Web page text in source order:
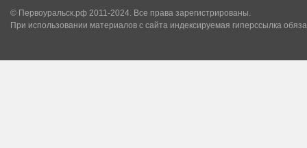
© Первоуральск.рф 2011-2024. Все права зарегистрированы.
При использовании материалов с сайта индексируемая гиперссылка